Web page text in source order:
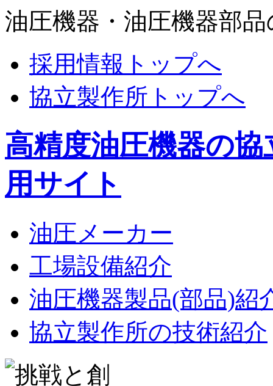
油圧機器・油圧機器部
採用情報トップへ
協立製作所トップへ
高精度油圧機器の
用サイト
油圧メーカー
工場設備紹介
油圧機器製品(部品)紹
協立製作所の技術紹介